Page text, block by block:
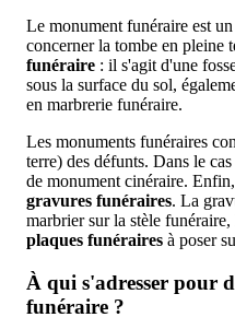
Le monument funéraire est
concerner la tombe en pleine
funéraire : il s'agit d'une
sous la surface du sol,
en marbrerie funéraire.
Les monuments funéraires
terre) des défunts. Dans le
de monument cinéraire.
gravures funéraires. La
marbrier sur la stèle
plaques funéraires à poser
À qui s'adresser pour
funéraire ?